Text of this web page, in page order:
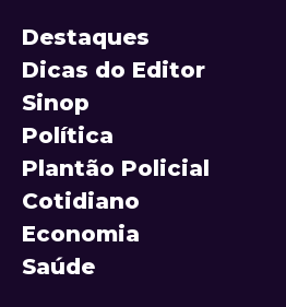
Destaques
Dicas do Editor
Sinop
Política
Plantão Policial
Cotidiano
Economia
Saúde